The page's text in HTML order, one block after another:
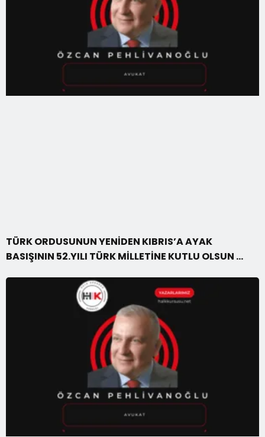
TÜRK ORDUSUNUN YENİDEN KIBRIS’A AYAK
BASIŞININ 52.YILI TÜRK MİLLETİNE KUTLU OLSUN …